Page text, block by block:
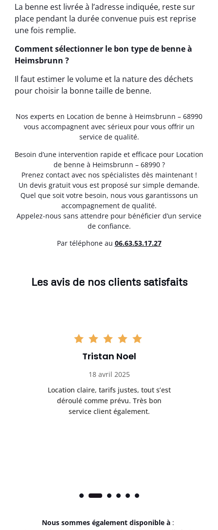
La benne est livrée à l’adresse indiquée, reste sur
place pendant la durée convenue puis est reprise
une fois remplie.
Comment sélectionner le bon type de benne à
Heimsbrunn ?
Il faut estimer le volume et la nature des déchets
pour choisir la bonne taille de benne.
Nos experts en Location de benne à Heimsbrunn – 68990
vous accompagnent avec sérieux pour vous offrir un
service de qualité.
Besoin d’une intervention rapide et efficace pour Location
de benne à Heimsbrunn – 68990 ?
Prenez contact avec nos spécialistes dès maintenant !
Un devis gratuit vous est proposé sur simple demande.
Quel que soit votre besoin, nous vous garantissons un
accompagnement de qualité.
Appelez-nous sans attendre pour bénéficier d’un service
de confiance.
Par téléphone au 06.63.53.17.27
Les avis de nos clients satisfaits
Tristan Noel
18 avril 2025
Location claire, tarifs justes, tout s’est
déroulé comme prévu. Très bon
service client également.
Nous sommes également disponible à :